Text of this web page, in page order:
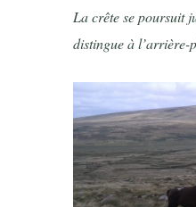
La crête se poursuit
distingue à l’arrière-